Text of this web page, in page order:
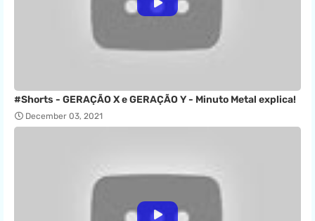
#Shorts - GERAÇÃO X e GERAÇÃO Y - Minuto Metal explica!
December 03, 2021